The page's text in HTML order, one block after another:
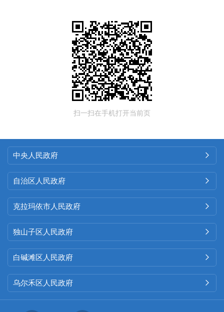
扫一扫在手机打开当前页
中央人民政府 
自治区人民政府 
克拉玛依市人民政府 
独山子区人民政府 
白碱滩区人民政府 
乌尔禾区人民政府 